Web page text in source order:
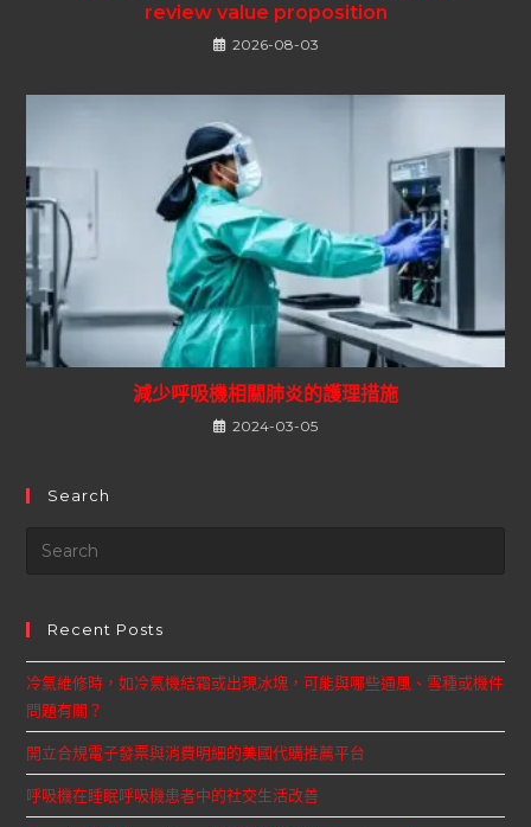
review value proposition
2026-08-03
減少呼吸機相關肺炎的護理措施
2024-03-05
Search
Recent Posts
冷氣維修時，如冷氣機結霜或出現冰塊，可能與哪些通風、雪種或機件
問題有關？
開立合規電子發票與消費明細的美國代購推薦平台
呼吸機在睡眠呼吸機患者中的社交生活改善